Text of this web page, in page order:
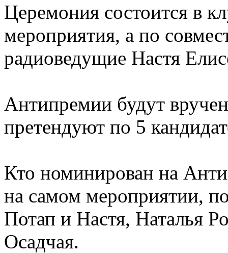
Церемония состоится в
мероприятия, а по
радиоведущие Настя
Антипремии будут
претендуют по 5
Кто номинирован на
на самом мероприятии,
Потап и Настя, Наталья
Осадчая.